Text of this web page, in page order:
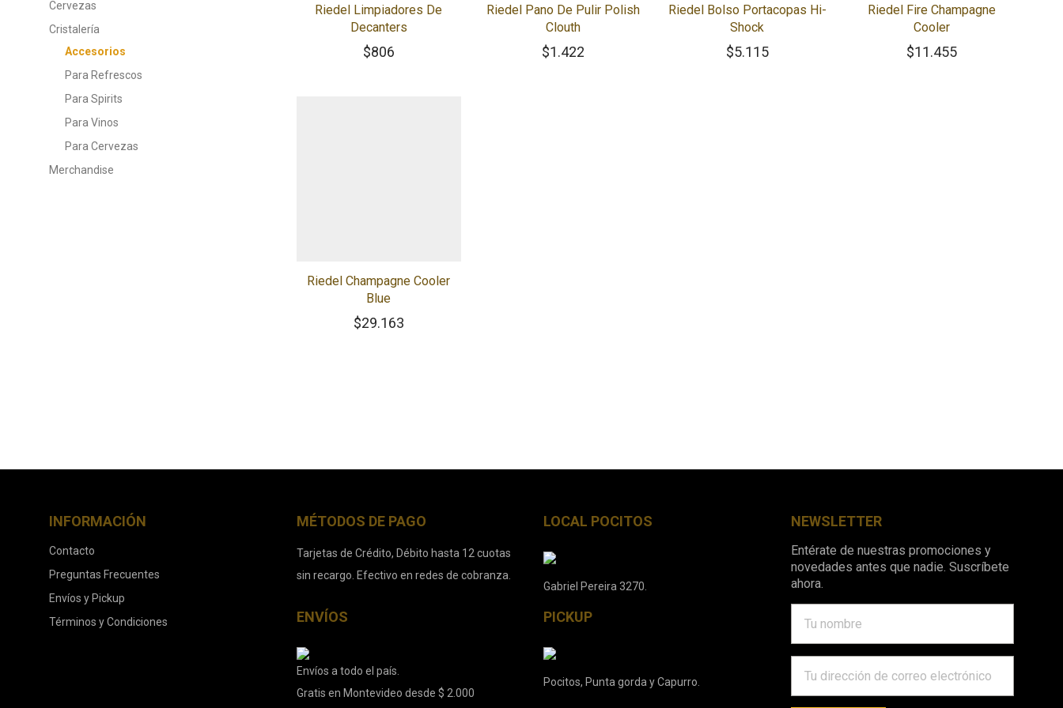
Cervezas
Cristalería
Accesorios
Para Refrescos
Para Spirits
Para Vinos
Para Cervezas
Merchandise
Riedel Limpiadores De
Decanters
$806
Riedel Pano De Pulir Polish
Clouth
$1.422
Riedel Bolso Portacopas Hi-
Shock
$5.115
Riedel Fire Champagne
Cooler
$11.455
Riedel Champagne Cooler
Blue
$29.163
INFORMACIÓN
Contacto
Preguntas Frecuentes
Envíos y Pickup
Términos y Condiciones
MÉTODOS DE PAGO
Tarjetas de Crédito, Débito hasta 12 cuotas
sin recargo. Efectivo en redes de cobranza.
ENVÍOS
Envíos a todo el país.
Gratis en Montevideo desde $ 2.000
LOCAL POCITOS
Gabriel Pereira 3270.
PICKUP
Pocitos, Punta gorda y Capurro.
NEWSLETTER
Entérate de nuestras promociones y
novedades antes que nadie. Suscríbete
ahora.